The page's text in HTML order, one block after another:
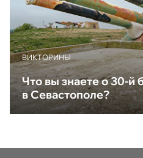
ВИКТОРИНЫ
Что вы знаете о 30-й
в Севастополе?